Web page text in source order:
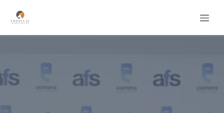
contenu